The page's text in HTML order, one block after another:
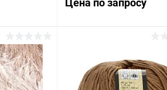
Сравнение
Цена по запросу
Купить в 1 клик